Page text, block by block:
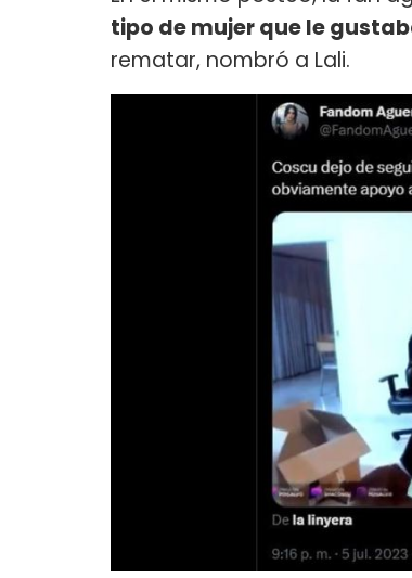
tipo de mujer que le
rematar, nombró a Lali.